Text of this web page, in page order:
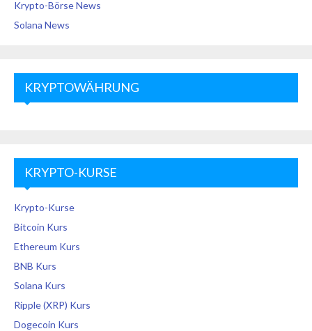
Krypto-Börse News
Solana News
KRYPTOWÄHRUNG
KRYPTO-KURSE
Krypto-Kurse
Bitcoin Kurs
Ethereum Kurs
BNB Kurs
Solana Kurs
Ripple (XRP) Kurs
Dogecoin Kurs